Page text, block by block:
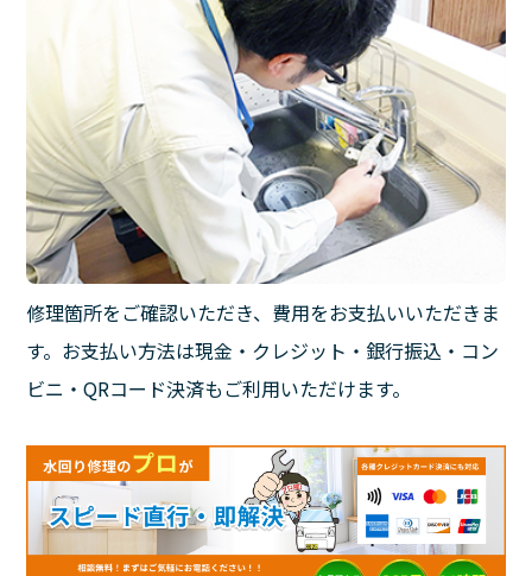
修理箇所をご確認いただき、費用をお支払いいただきま
す。お支払い方法は現金・クレジット・銀行振込・コン
ビニ・QRコード決済もご利用いただけます。